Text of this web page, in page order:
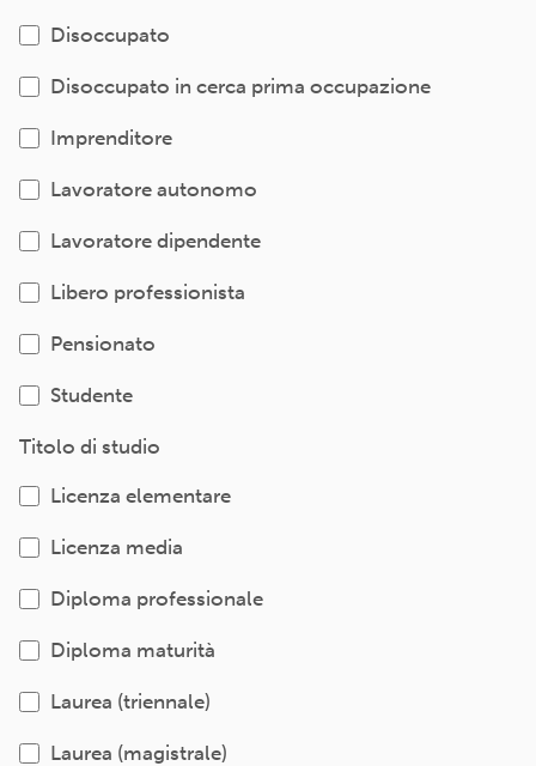
Disoccupato
Disoccupato in cerca prima occupazione
Imprenditore
Lavoratore autonomo
Lavoratore dipendente
Libero professionista
Pensionato
Studente
Titolo di studio
Licenza elementare
Licenza media
Diploma professionale
Diploma maturità
Laurea (triennale)
Laurea (magistrale)